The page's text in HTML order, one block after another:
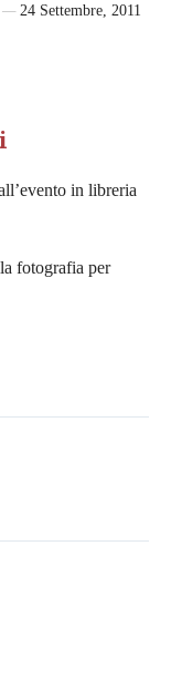
24 Settembre, 2011
in libreria
fotografia per